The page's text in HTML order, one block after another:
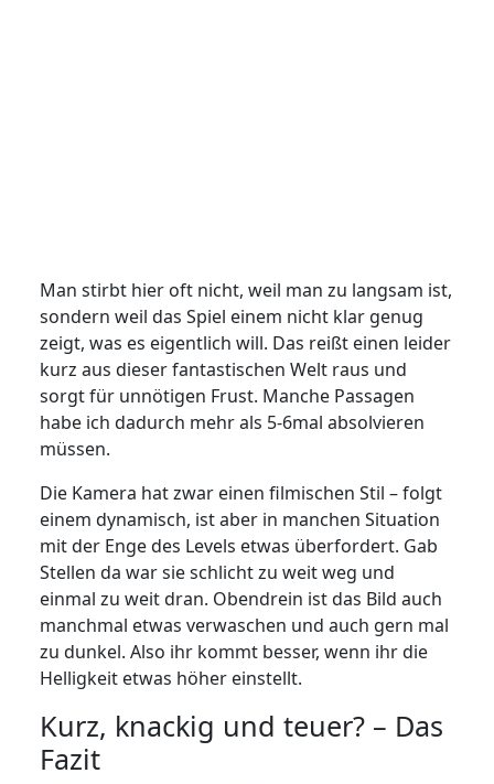
Man stirbt hier oft nicht, weil man zu langsam ist,
sondern weil das Spiel einem nicht klar genug
zeigt, was es eigentlich will. Das reißt einen leider
kurz aus dieser fantastischen Welt raus und
sorgt für unnötigen Frust. Manche Passagen
habe ich dadurch mehr als 5-6mal absolvieren
müssen.
Die Kamera hat zwar einen filmischen Stil – folgt
einem dynamisch, ist aber in manchen Situation
mit der Enge des Levels etwas überfordert. Gab
Stellen da war sie schlicht zu weit weg und
einmal zu weit dran. Obendrein ist das Bild auch
manchmal etwas verwaschen und auch gern mal
zu dunkel. Also ihr kommt besser, wenn ihr die
Helligkeit etwas höher einstellt.
Kurz, knackig und teuer? – Das
Fazit